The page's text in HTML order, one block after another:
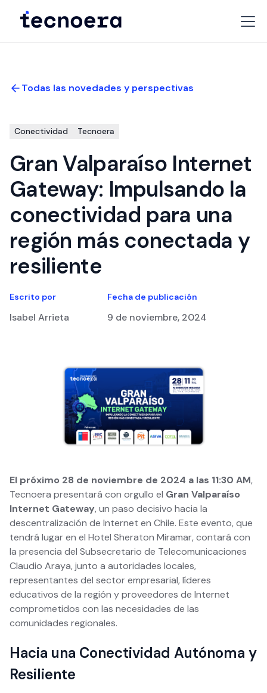
Todas las novedades y perspectivas
Conectividad Tecnoera
Gran Valparaíso Internet
Gateway: Impulsando la
conectividad para una
región más conectada y
resiliente
Escrito por
Isabel Arrieta
Fecha de publicación
9 de noviembre, 2024
El próximo 28 de noviembre de 2024 a las 11:30 AM,
Tecnoera presentará con orgullo el Gran Valparaíso
Internet Gateway, un paso decisivo hacia la
descentralización de Internet en Chile. Este evento, que
tendrá lugar en el Hotel Sheraton Miramar, contará con
la presencia del Subsecretario de Telecomunicaciones
Claudio Araya, junto a autoridades locales,
representantes del sector empresarial, líderes
educativos de la región y proveedores de Internet
comprometidos con las necesidades de las
comunidades regionales.
Hacia una Conectividad Autónoma y
Resiliente